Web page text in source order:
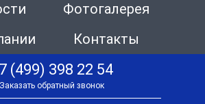
Фотогалерея
Контакты
(499) 398 22 54
Заказать обратный звонок